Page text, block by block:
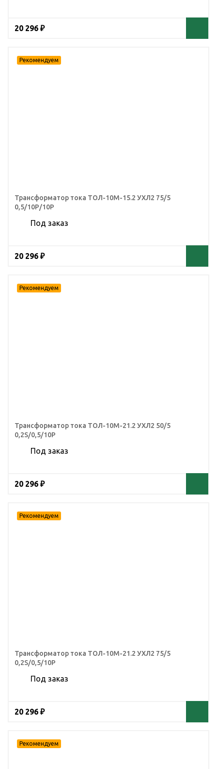
20 296 ₽
Трансформатор тока ТОЛ-10М-15.2 УХЛ2 75/5
0,5/10Р/10Р
Под заказ
20 296 ₽
Трансформатор тока ТОЛ-10М-21.2 УХЛ2 50/5
0,2S/0,5/10Р
Под заказ
20 296 ₽
Трансформатор тока ТОЛ-10М-21.2 УХЛ2 75/5
0,2S/0,5/10Р
Под заказ
20 296 ₽